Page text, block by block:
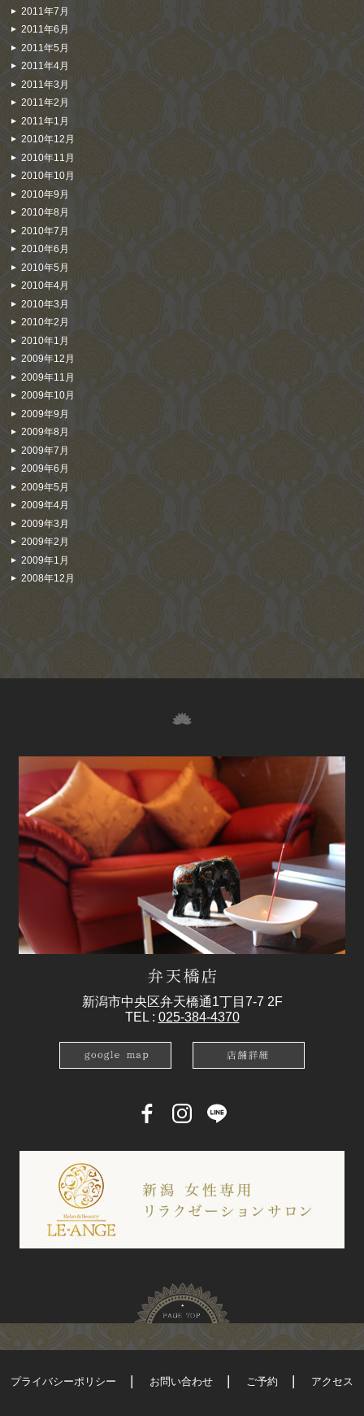
2011年7月
2011年6月
2011年5月
2011年4月
2011年3月
2011年2月
2011年1月
2010年12月
2010年11月
2010年10月
2010年9月
2010年8月
2010年7月
2010年6月
2010年5月
2010年4月
2010年3月
2010年2月
2010年1月
2009年12月
2009年11月
2009年10月
2009年9月
2009年8月
2009年7月
2009年6月
2009年5月
2009年4月
2009年3月
2009年2月
2009年1月
2008年12月
新潟市中央区弁天橋通1丁目7-7 2F
TEL : 025-384-4370
プライバシーポリシー お問い合わせ ご予約 アクセス